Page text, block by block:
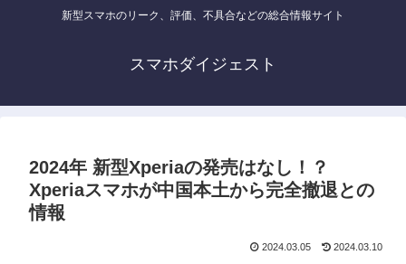
新型スマホのリーク、評価、不具合などの総合情報サイト
スマホダイジェスト
2024年 新型Xperiaの発売はなし！？
Xperiaスマホが中国本土から完全撤退との
情報
2024.03.05 2024.03.10